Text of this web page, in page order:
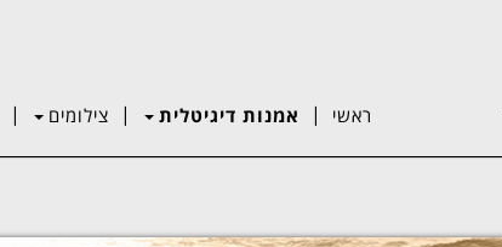
ראשי | אמנות דיגיטלית | צילומים |